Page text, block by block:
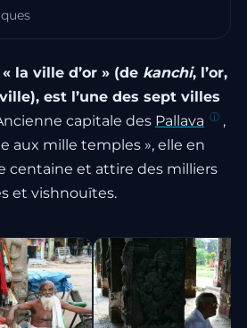
la ville d’or » (de kanchi, l’or,
est l’une des sept villes
capitale des Pallava
,
aux mille temples », elle en
centaine et attire des milliers
et vishnouïtes.